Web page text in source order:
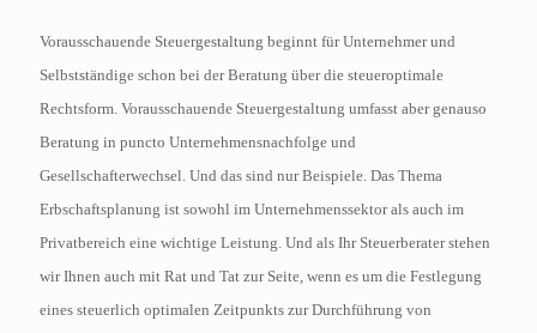
Vorausschauende Steuergestaltung beginnt für Unternehmer und
Selbstständige schon bei der Beratung über die steueroptimale
Rechtsform. Vorausschauende Steuergestaltung umfasst aber genauso
Beratung in puncto Unternehmensnachfolge und
Gesellschafterwechsel. Und das sind nur Beispiele. Das Thema
Erbschaftsplanung ist sowohl im Unternehmenssektor als auch im
Privatbereich eine wichtige Leistung. Und als Ihr Steuerberater stehen
wir Ihnen auch mit Rat und Tat zur Seite, wenn es um die Festlegung
eines steuerlich optimalen Zeitpunkts zur Durchführung von